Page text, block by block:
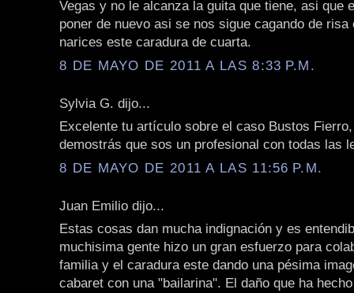
Vegas y no le alcanza la guita que tiene, asi que
poner de nuevo asi se nos sigue cagando de risa
narices este caradura de cuarta.
8 DE MAYO DE 2011 A LAS 8:33 P.M.
Sylvia G. dijo...
Excelente tu artículo sobre el caso Bustos
demostrás que sos un profesional con todas las
8 DE MAYO DE 2011 A LAS 11:56 P.M.
Juan Emilio dijo...
Estas cosas dan mucha indignación y es
muchisima gente hizo un gran esfuerzo para
familia y el caradura este dando una pésima
cabaret con una "bailarina". El daño que ha